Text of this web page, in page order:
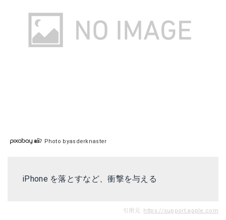
Photo byasderknaster
iPhone を落とすなど、衝撃を与える
引用元: https://support.apple.com